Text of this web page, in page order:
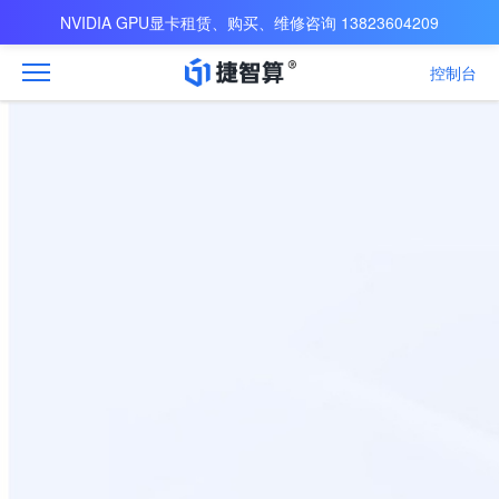
NVIDIA GPU显卡租赁、购买、维修咨询 13823604209
控制台